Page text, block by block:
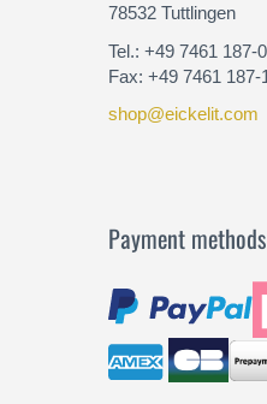
78532 Tuttlingen
Tel.: +49 7461 187-0
Fax: +49 7461 187-
shop@eickelit.com
Payment methods